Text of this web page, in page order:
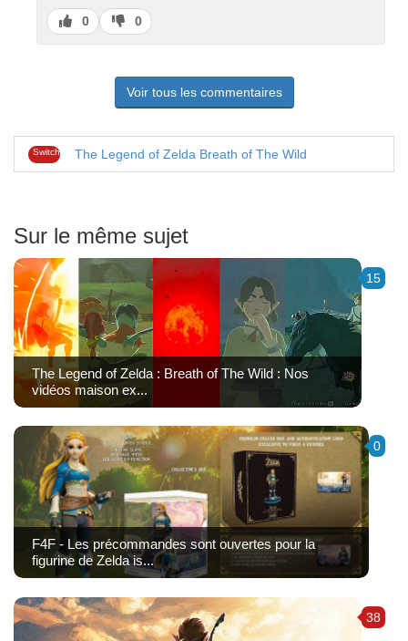
J’aime
0
J’aime
pas
0
Voir tous les commentaires
Switch The Legend of Zelda Breath of The Wild
Sur le même sujet
15
The Legend of Zelda : Breath of The Wild : Nos
vidéos maison ex...
0
F4F - Les précommandes sont ouvertes pour la
figurine de Zelda is...
38